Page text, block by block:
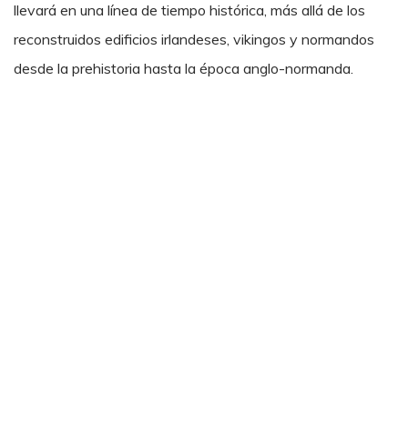
llevará en una línea de tiempo histórica, más allá de los
reconstruidos edificios irlandeses, vikingos y normandos
desde la prehistoria hasta la época anglo-normanda.